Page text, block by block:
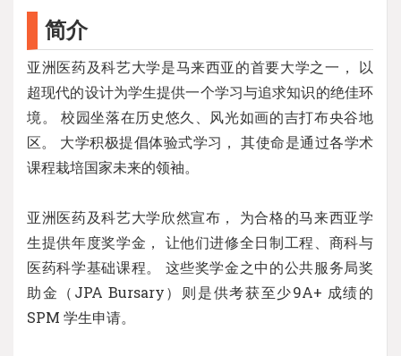
简介
亚洲医药及科艺大学是马来西亚的首要大学之一， 以
超现代的设计为学生提供一个学习与追求知识的绝佳环
境。 校园坐落在历史悠久、风光如画的吉打布央谷地
区。 大学积极提倡体验式学习， 其使命是通过各学术
课程栽培国家未来的领袖。
亚洲医药及科艺大学欣然宣布， 为合格的马来西亚学
生提供年度奖学金， 让他们进修全日制工程、商科与
医药科学基础课程。 这些奖学金之中的公共服务局奖
助金（JPA Bursary）则是供考获至少9A+ 成绩的
SPM 学生申请。